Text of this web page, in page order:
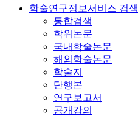
학술연구정보서비스 검색
통합검색
학위논문
국내학술논문
해외학술논문
학술지
단행본
연구보고서
공개강의